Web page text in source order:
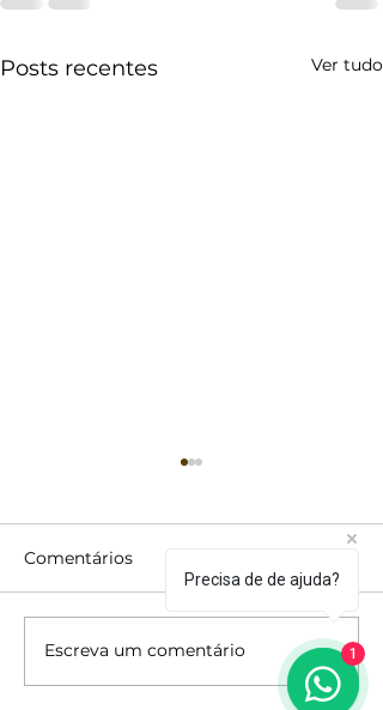
Posts recentes Ver tudo
A MWM é uma
indústria preparada
Comentários
Escreva um comentário
Precisa de de ajuda?
1